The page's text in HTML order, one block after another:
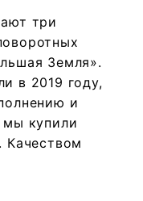
три
Земля».
в 2019 году,
и
мы купили
Качеством